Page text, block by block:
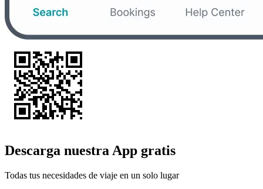
Descarga nuestra App gratis
Todas tus necesidades de viaje en un solo lugar